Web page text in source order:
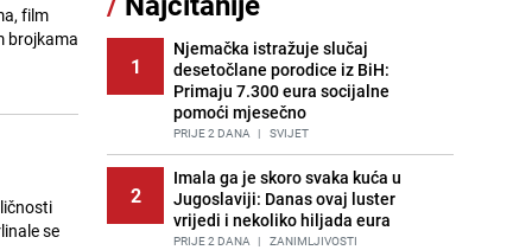
film
brojkama
se
1
Njemačka istražuje slučaj
desetočlane porodice iz BiH:
Primaju 7.300 eura socijalne
pomoći mjesečno
PRIJE 2 DANA | SVIJET
2
Imala ga je skoro svaka kuća u
Jugoslaviji: Danas ovaj luster
vrijedi i nekoliko hiljada eura
PRIJE 2 DANA | ZANIMLJIVOSTI